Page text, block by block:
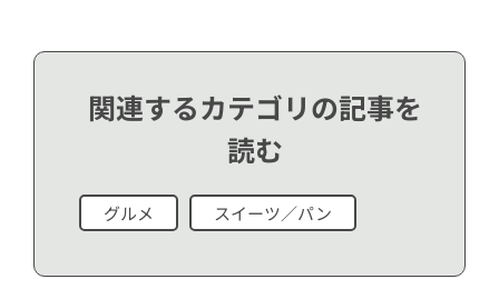
関連するカテゴリの記事を
読む
グルメ スイーツ／パン